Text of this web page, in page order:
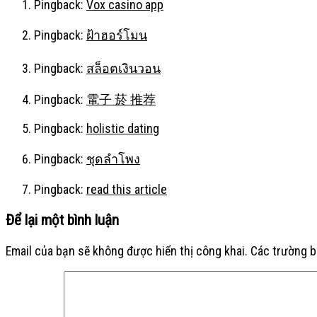
Pingback: Vox casino app
Pingback: ฝ้าฮอร์โมน
Pingback: สล็อตเงินวอน
Pingback: 電子 菸 推荐
Pingback: holistic dating
Pingback: ชุดลำโพง
Pingback: read this article
Để lại một bình luận
Email của bạn sẽ không được hiển thị công khai. Các trường